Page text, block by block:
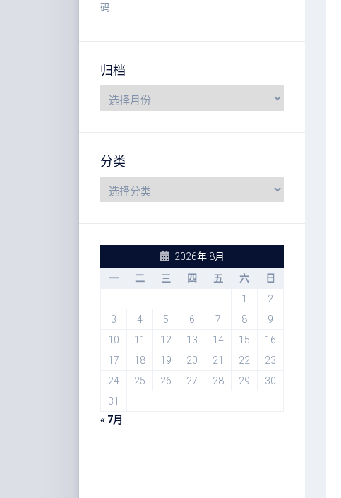
码
归档
分类
2026年 8月
一
二 三 四 五 六
日
1
2
3
4 5 6 7 8
9
10
11 12 13 14 15
16
17
18 19 20 21 22
23
24
25 26 27 28 29
30
31
« 7月